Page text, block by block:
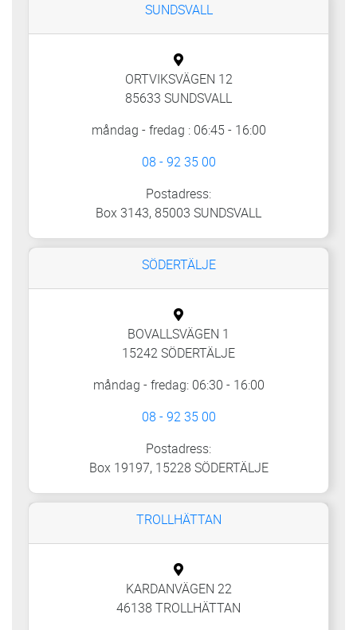
SUNDSVALL
ORTVIKSVÄGEN 12
85633 SUNDSVALL
måndag - fredag : 06:45 - 16:00
08 - 92 35 00
Postadress:
Box 3143, 85003 SUNDSVALL
SÖDERTÄLJE
BOVALLSVÄGEN 1
15242 SÖDERTÄLJE
måndag - fredag: 06:30 - 16:00
08 - 92 35 00
Postadress:
Box 19197, 15228 SÖDERTÄLJE
TROLLHÄTTAN
KARDANVÄGEN 22
46138 TROLLHÄTTAN